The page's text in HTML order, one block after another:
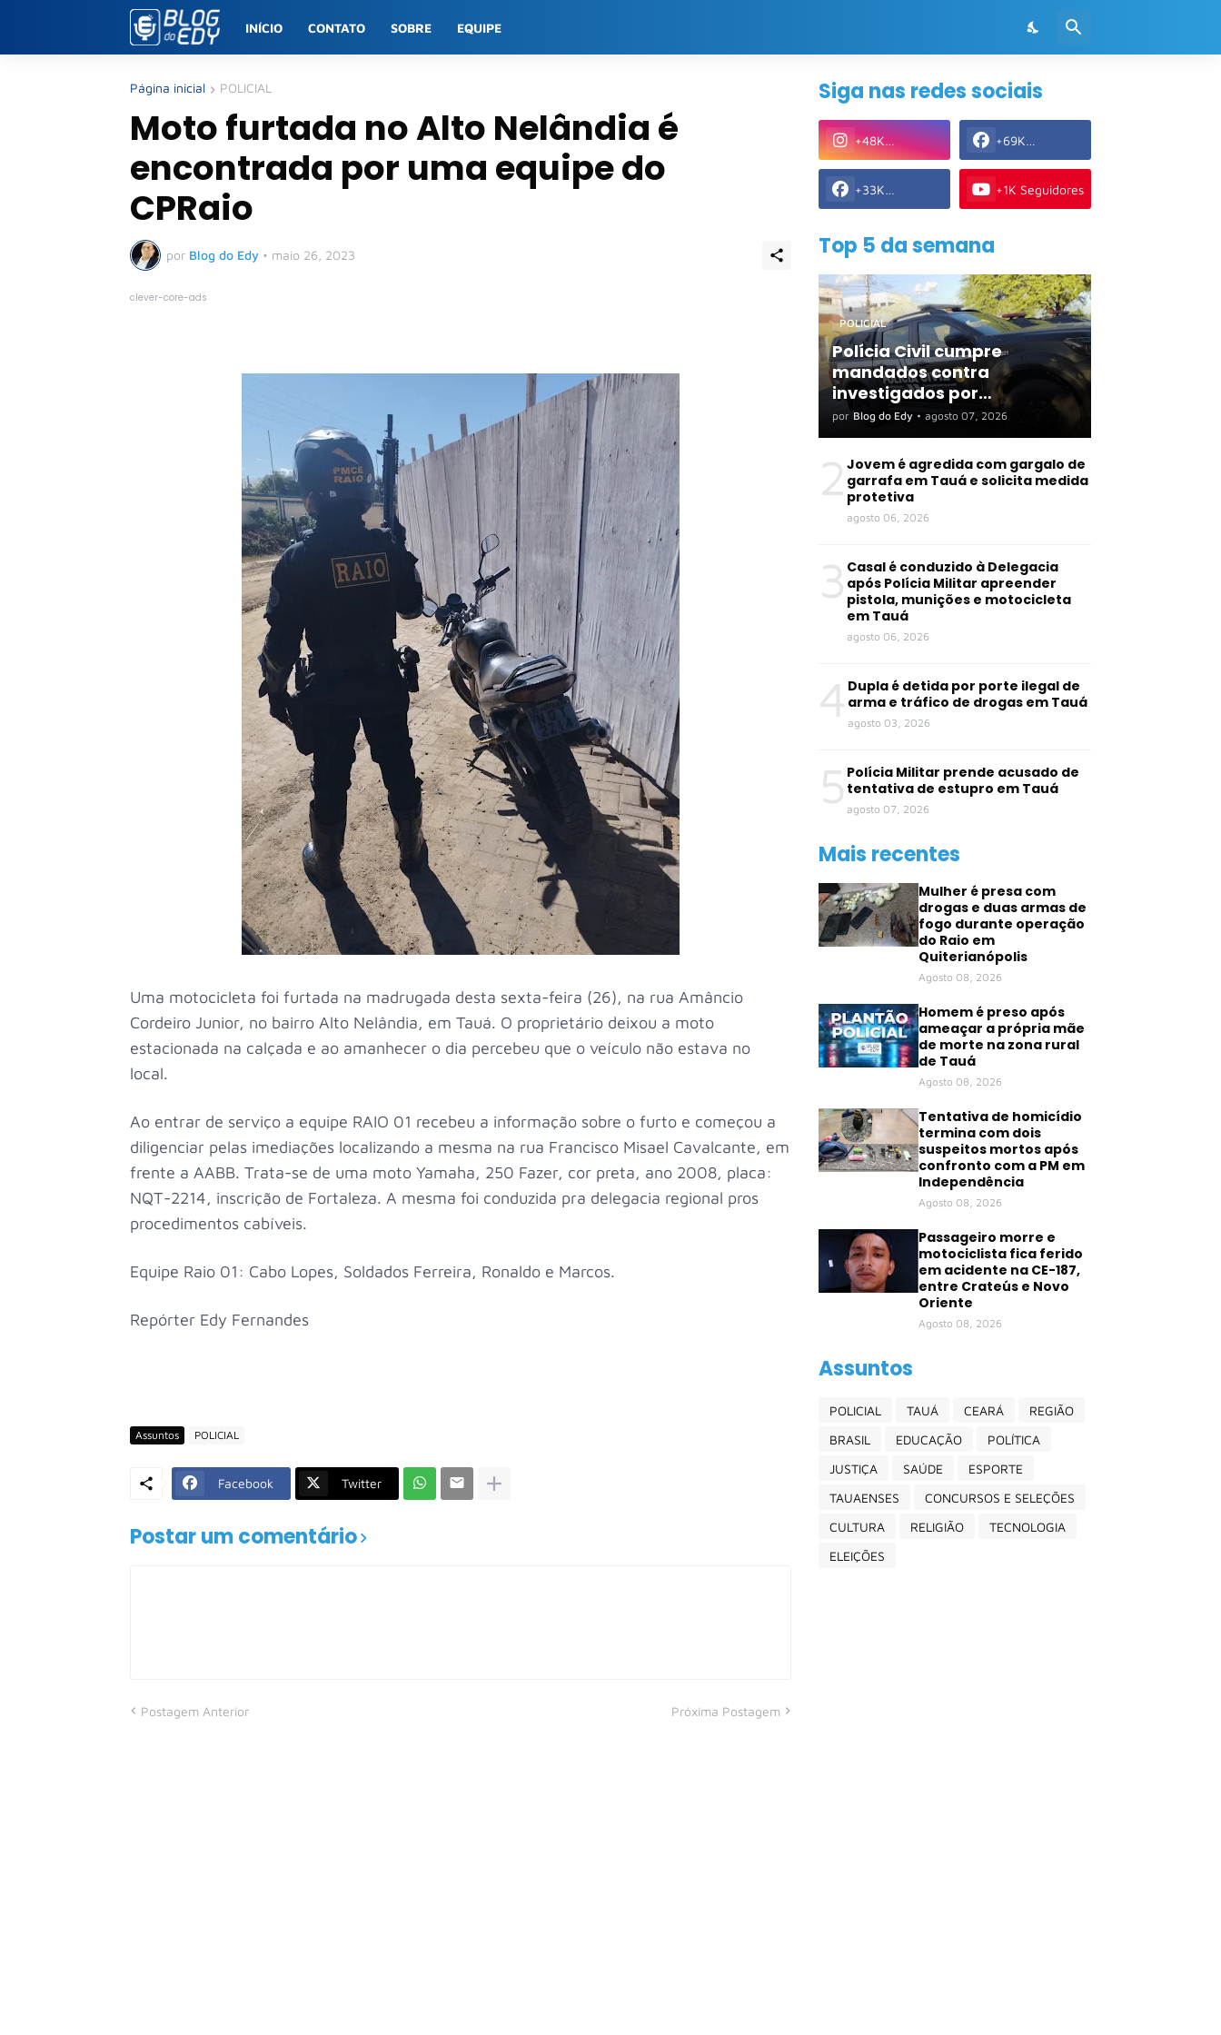
INÍCIO CONTATO SOBRE EQUIPE
Página inicial POLICIAL
Moto furtada no Alto Nelândia é
encontrada por uma equipe do
CPRaio
por Blog do Edy • maio 26, 2023
clever-core-ads
Uma motocicleta foi furtada na madrugada desta sexta-feira (26), na rua Amâncio
Cordeiro Junior, no bairro Alto Nelândia, em Tauá. O proprietário deixou a moto
estacionada na calçada e ao amanhecer o dia percebeu que o veículo não estava no
local.
Ao entrar de serviço a equipe RAIO 01 recebeu a informação sobre o furto e começou a
diligenciar pelas imediações localizando a mesma na rua Francisco Misael Cavalcante, em
frente a AABB. Trata-se de uma moto Yamaha, 250 Fazer, cor preta, ano 2008, placa:
NQT-2214, inscrição de Fortaleza. A mesma foi conduzida pra delegacia regional pros
procedimentos cabíveis.
Equipe Raio 01: Cabo Lopes, Soldados Ferreira, Ronaldo e Marcos.
Repórter Edy Fernandes
Assuntos POLICIAL
Facebook Twitter
Postar um comentário
Postagem Anterior Próxima Postagem
Siga nas redes sociais
+48K
Seguidores
+69K
Seguidores
+33K
Seguidores
+1K Seguidores
Top 5 da semana
POLICIAL
Polícia Civil cumpre
mandados contra
investigados por
organização criminosa em
Tauá e outras cidades
por Blog do Edy • agosto 07, 2026
2 Jovem é agredida com gargalo de
garrafa em Tauá e solicita medida
protetiva
agosto 06, 2026
3 Casal é conduzido à Delegacia
após Polícia Militar apreender
pistola, munições e motocicleta
em Tauá
agosto 06, 2026
4 Dupla é detida por porte ilegal de
arma e tráfico de drogas em Tauá
agosto 03, 2026
5 Polícia Militar prende acusado de
tentativa de estupro em Tauá
agosto 07, 2026
Mais recentes
Mulher é presa com
drogas e duas armas de
fogo durante operação
do Raio em
Quiterianópolis
Agosto 08, 2026
Homem é preso após
ameaçar a própria mãe
de morte na zona rural
de Tauá
Agosto 08, 2026
Tentativa de homicídio
termina com dois
suspeitos mortos após
confronto com a PM em
Independência
Agosto 08, 2026
Passageiro morre e
motociclista fica ferido
em acidente na CE-187,
entre Crateús e Novo
Oriente
Agosto 08, 2026
Assuntos
POLICIAL TAUÁ CEARÁ
REGIÃO
BRASIL
EDUCAÇÃO
POLÍTICA
JUSTIÇA
SAÚDE
ESPORTE
TAUAENSES
CONCURSOS E SELEÇÕES
CULTURA
RELIGIÃO
TECNOLOGIA
ELEIÇÕES